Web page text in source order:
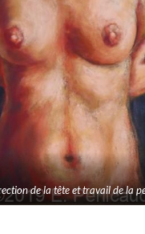
de la tête et travail de la